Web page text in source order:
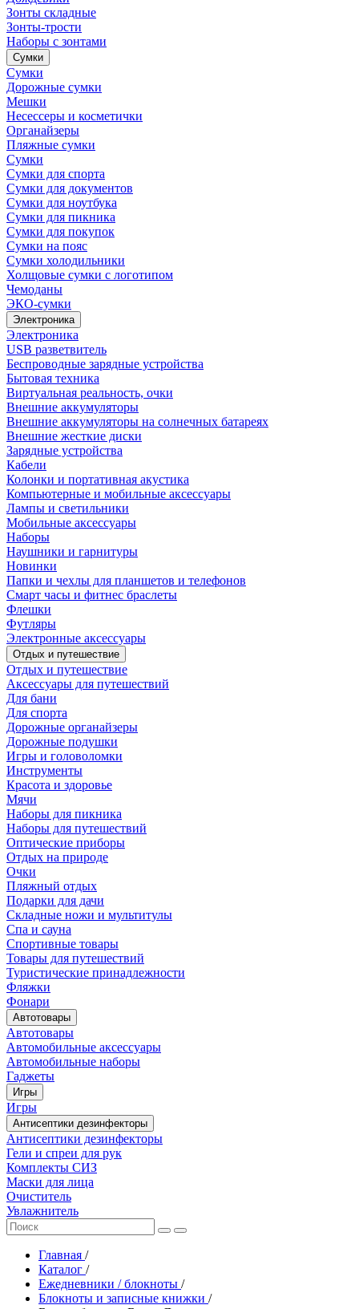
Зонты складные
Зонты-трости
Наборы с зонтами
Сумки
Сумки
Дорожные сумки
Мешки
Несессеры и косметички
Органайзеры
Пляжные сумки
Сумки
Сумки для спорта
Сумки для документов
Сумки для ноутбука
Сумки для пикника
Сумки для покупок
Сумки на пояс
Сумки холодильники
Холщовые сумки с логотипом
Чемоданы
ЭКО-сумки
Электроника
Электроника
USB разветвитель
Беспроводные зарядные устройства
Бытовая техника
Виртуальная реальность, очки
Внешние аккумуляторы
Внешние аккумуляторы на солнечных батареях
Внешние жесткие диски
Зарядные устройства
Кабели
Колонки и портативная акустика
Компьютерные и мобильные аксессуары
Лампы и светильники
Мобильные аксессуары
Наборы
Наушники и гарнитуры
Новинки
Папки и чехлы для планшетов и телефонов
Смарт часы и фитнес браслеты
Флешки
Футляры
Электронные аксессуары
Отдых и путешествие
Отдых и путешествие
Аксессуары для путешествий
Для бани
Для спорта
Дорожные органайзеры
Дорожные подушки
Игры и головоломки
Инструменты
Красота и здоровье
Мячи
Наборы для пикника
Наборы для путешествий
Оптические приборы
Отдых на природе
Очки
Пляжный отдых
Подарки для дачи
Складные ножи и мультитулы
Спа и сауна
Спортивные товары
Товары для путешествий
Туристические принадлежности
Фляжки
Фонари
Автотовары
Автотовары
Автомобильные аксессуары
Автомобильные наборы
Гаджеты
Игры
Игры
Антисептики дезинфекторы
Антисептики дезинфекторы
Гели и спреи для рук
Комплекты СИЗ
Маски для лица
Очиститель
Увлажнитель
Главная /
Каталог /
Ежедневники / блокноты /
Блокноты и записные книжки /